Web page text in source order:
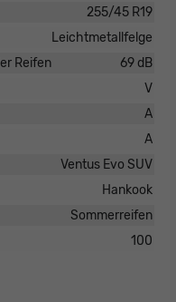
255/45 R19
Leichtmetallfelge
Reifen
69 dB
V
A
A
Ventus Evo SUV
Hankook
Sommerreifen
100